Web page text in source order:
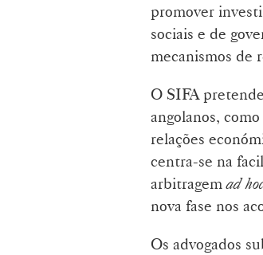
promover
sociais e de
mecanismos de
O SIFA
angolanos,
relações
centra-se na
arbitragemad
nova fase nos
Os advogados